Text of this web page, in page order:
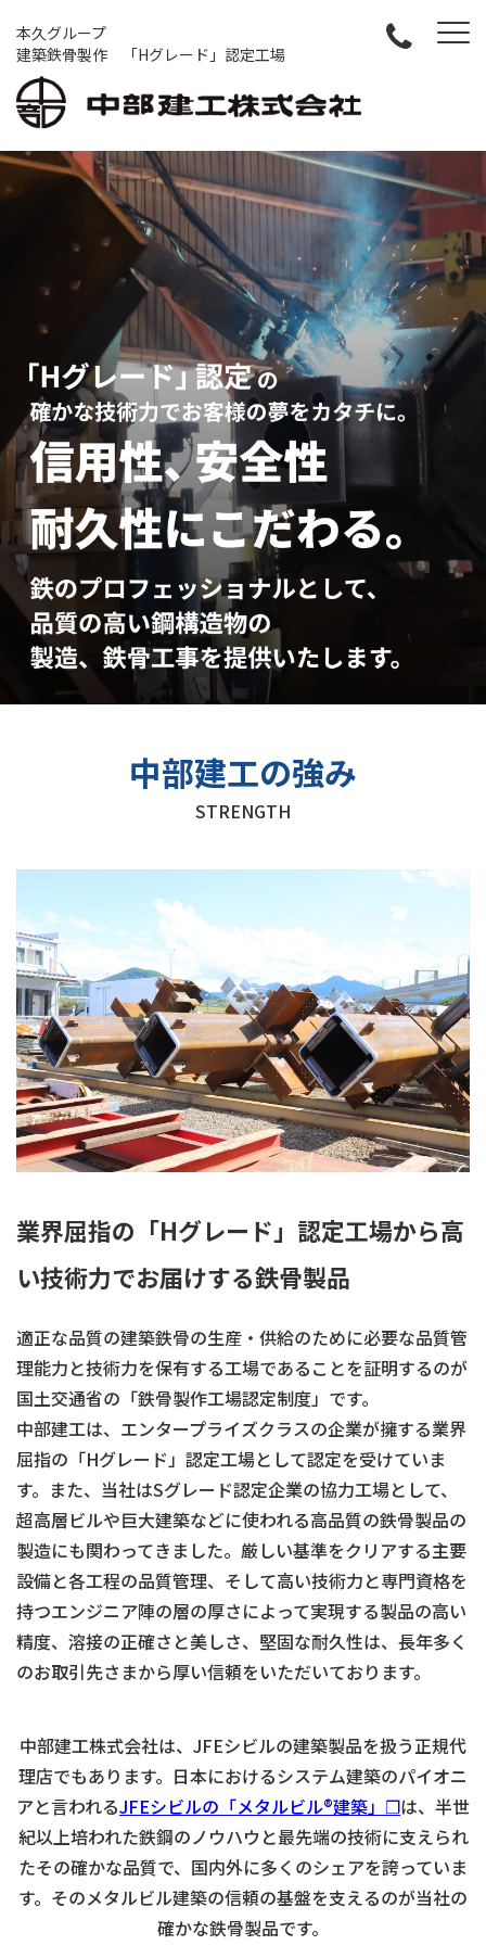
本久グループ
建築鉄骨製作 「Hグレード」認定工場
中部建工の強み
STRENGTH
業界屈指の「Hグレード」認定工場から高
い技術力でお届けする鉄骨製品
適正な品質の建築鉄骨の生産・供給のために必要な品質管
理能力と技術力を保有する工場であることを証明するのが
国土交通省の「鉄骨製作工場認定制度」です。
中部建工は、エンタープライズクラスの企業が擁する業界
屈指の「Hグレード」認定工場として認定を受けていま
す。また、当社はSグレード認定企業の協力工場として、
超高層ビルや巨大建築などに使われる高品質の鉄骨製品の
製造にも関わってきました。厳しい基準をクリアする主要
設備と各工程の品質管理、そして高い技術力と専門資格を
持つエンジニア陣の層の厚さによって実現する製品の高い
精度、溶接の正確さと美しさ、堅固な耐久性は、長年多く
のお取引先さまから厚い信頼をいただいております。
中部建工株式会社は、JFEシビルの建築製品を扱う正規代
理店でもあります。日本におけるシステム建築のパイオニ
アと言われるJFEシビルの「メタルビル®建築」❐は、半世
紀以上培われた鉄鋼のノウハウと最先端の技術に支えられ
たその確かな品質で、国内外に多くのシェアを誇っていま
す。そのメタルビル建築の信頼の基盤を支えるのが当社の
確かな鉄骨製品です。